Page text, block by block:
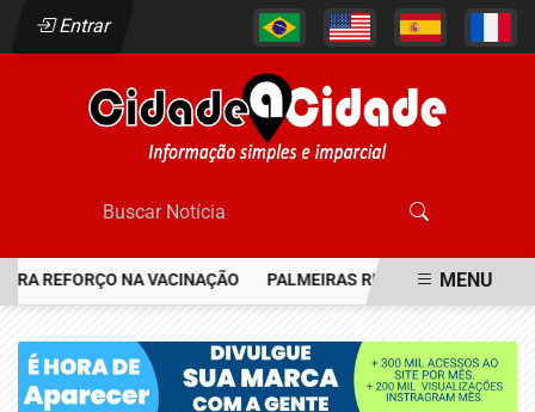
Entrar
REFORÇO NA VACINAÇÃO PALMEIRAS RESGATA JOIA DOMENU